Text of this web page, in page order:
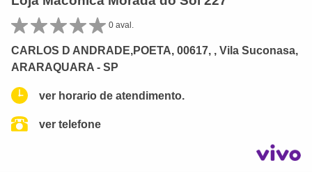
0 aval.
CARLOS D ANDRADE,POETA, 00617, , Vila Suconasa,
ARARAQUARA - SP
ver horario de atendimento.
ver telefone